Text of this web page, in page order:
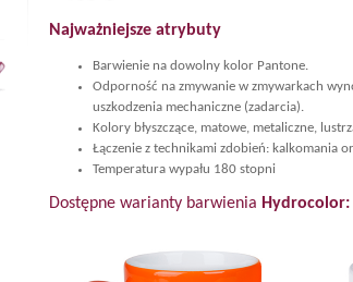
Najważniejsze atrybuty
Barwienie na dowolny kolor Pantone.
Odporność na zmywanie w zmywarkach
uszkodzenia mechaniczne (zadarcia).
Kolory błyszczące, matowe, metaliczne,
Łączenie z technikami zdobień: kalkomania
Temperatura wypału 180 stopni
Dostępne warianty barwienia Hydrocolor: